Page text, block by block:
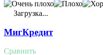
Загрузка...
МигКредит
Сравнить